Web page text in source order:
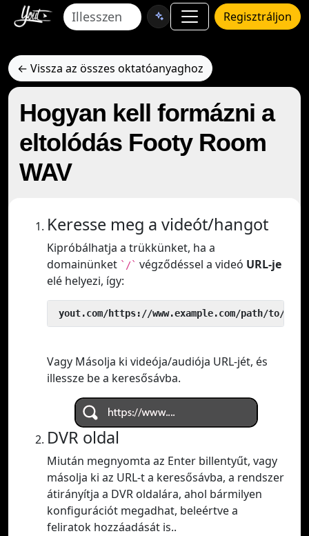
Regisztráljon
← Vissza az összes oktatóanyaghoz
Hogyan kell formázni a
eltolódás Footy Room
WAV
Keresse meg a videót/hangot
Kipróbálhatja a trükkünket, ha a
domainünket `/` végződéssel a videó URL-je
elé helyezi, így:
yout.com/https://www.example.com/path/to/
Vagy Másolja ki videója/audiója URL-jét, és
illessze be a keresősávba.
DVR oldal
Miután megnyomta az Enter billentyűt, vagy
másolja ki az URL-t a keresősávba, a rendszer
átirányítja a DVR oldalára, ahol bármilyen
konfigurációt megadhat, beleértve a
feliratok hozzáadását is..